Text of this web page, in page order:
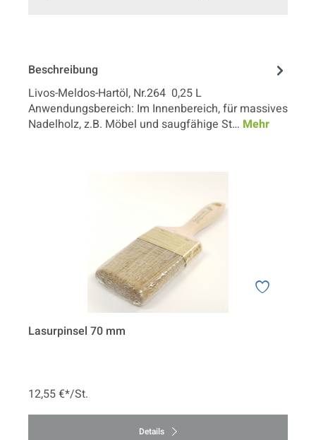
Beschreibung
Livos-Meldos-Hartöl, Nr.264 0,25 L
Anwendungsbereich: Im Innenbereich, für massives
Nadelholz, z.B. Möbel und saugfähige St… Mehr
Lasurpinsel 70 mm
12,55 €*/St.
Details